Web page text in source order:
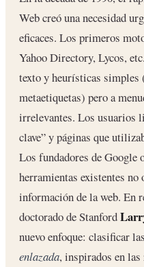
Web creó una necesidad
eficaces. Los primeros
Yahoo Directory, Lycos,
texto y heurísticas simples
metaetiquetas) pero a
irrelevantes. Los usuarios
clave” y páginas que
Los fundadores de Google
herramientas existentes no
información de la web. En
doctorado de Stanford
nuevo enfoque: clasificar
enlazada, inspirados en las